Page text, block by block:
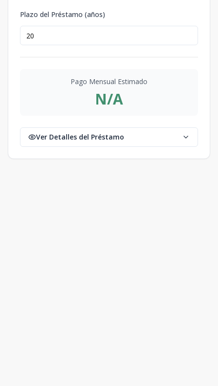
Plazo del Préstamo (años)
Pago Mensual Estimado
N/A
Ver Detalles del Préstamo